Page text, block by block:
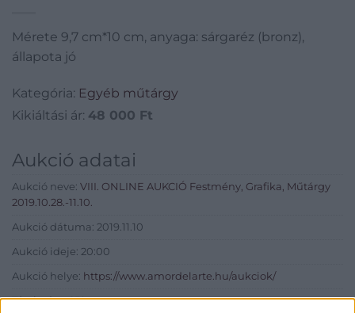
Mérete 9,7 cm*10 cm, anyaga: sárgaréz (bronz),
állapota jó
Kategória: Egyéb műtárgy
Kikiáltási ár: 48 000 Ft
Aukció adatai
Aukció neve: VIII. ONLINE AUKCIÓ Festmény, Grafika, Műtárgy
2019.10.28.-11.10.
Aukció dátuma: 2019.11.10
Aukció ideje: 20:00
Aukció helye: https://www.amordelarte.hu/aukciok/
Tételszám: 259